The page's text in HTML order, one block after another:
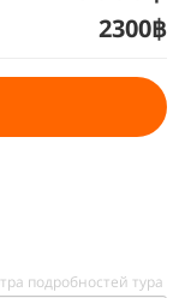
2300฿
подробностей тура